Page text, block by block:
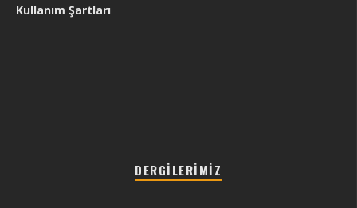
Kullanım Şartları
DERGILERIMIZ